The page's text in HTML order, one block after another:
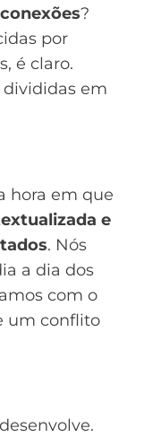
?
por
é claro.
divididas em
hora em que
e
. Nós
a dia dos
com o
um conflito